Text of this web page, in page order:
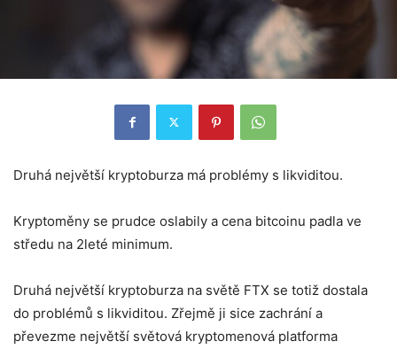
Druhá největší kryptoburza má problémy s likviditou.
Kryptoměny se prudce oslabily a cena bitcoinu padla ve
středu na 2leté minimum.
Druhá největší kryptoburza na světě FTX se totiž dostala
do problémů s likviditou. Zřejmě ji sice zachrání a
převezme největší světová kryptomenová platforma